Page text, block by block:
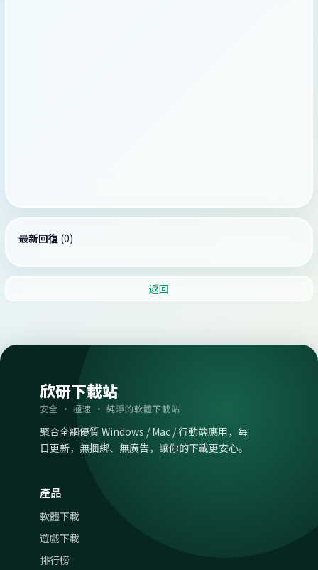
最新回復 (0)
返回
欣研下載站
安全 · 極速 · 純淨的軟體下載站
聚合全網優質 Windows / Mac / 行動端應用，每
日更新，無捆綁、無廣告，讓你的下載更安心。
產品
軟體下載
遊戲下載
排行榜